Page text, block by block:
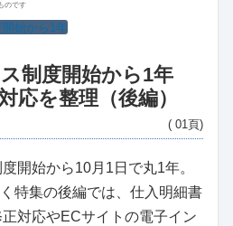
のです
始から1年
制度開始から1年
応を整理（後編）
( 01頁)
開始から10月1日で丸1年。
特集の後編では、仕入明細書
対応やECサイトの電子イン